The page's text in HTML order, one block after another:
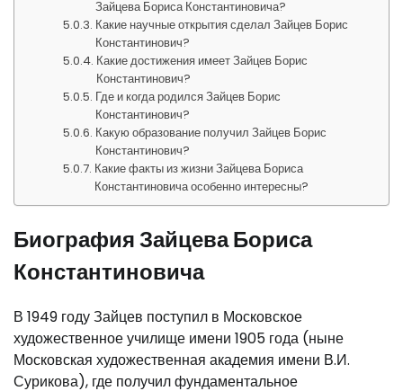
Зайцева Бориса Константиновича?
Какие научные открытия сделал Зайцев Борис
Константинович?
Какие достижения имеет Зайцев Борис
Константинович?
Где и когда родился Зайцев Борис
Константинович?
Какую образование получил Зайцев Борис
Константинович?
Какие факты из жизни Зайцева Бориса
Константиновича особенно интересны?
Биография Зайцева Бориса
Константиновича
В 1949 году Зайцев поступил в Московское
художественное училище имени 1905 года (ныне
Московская художественная академия имени В.И.
Сурикова), где получил фундаментальное